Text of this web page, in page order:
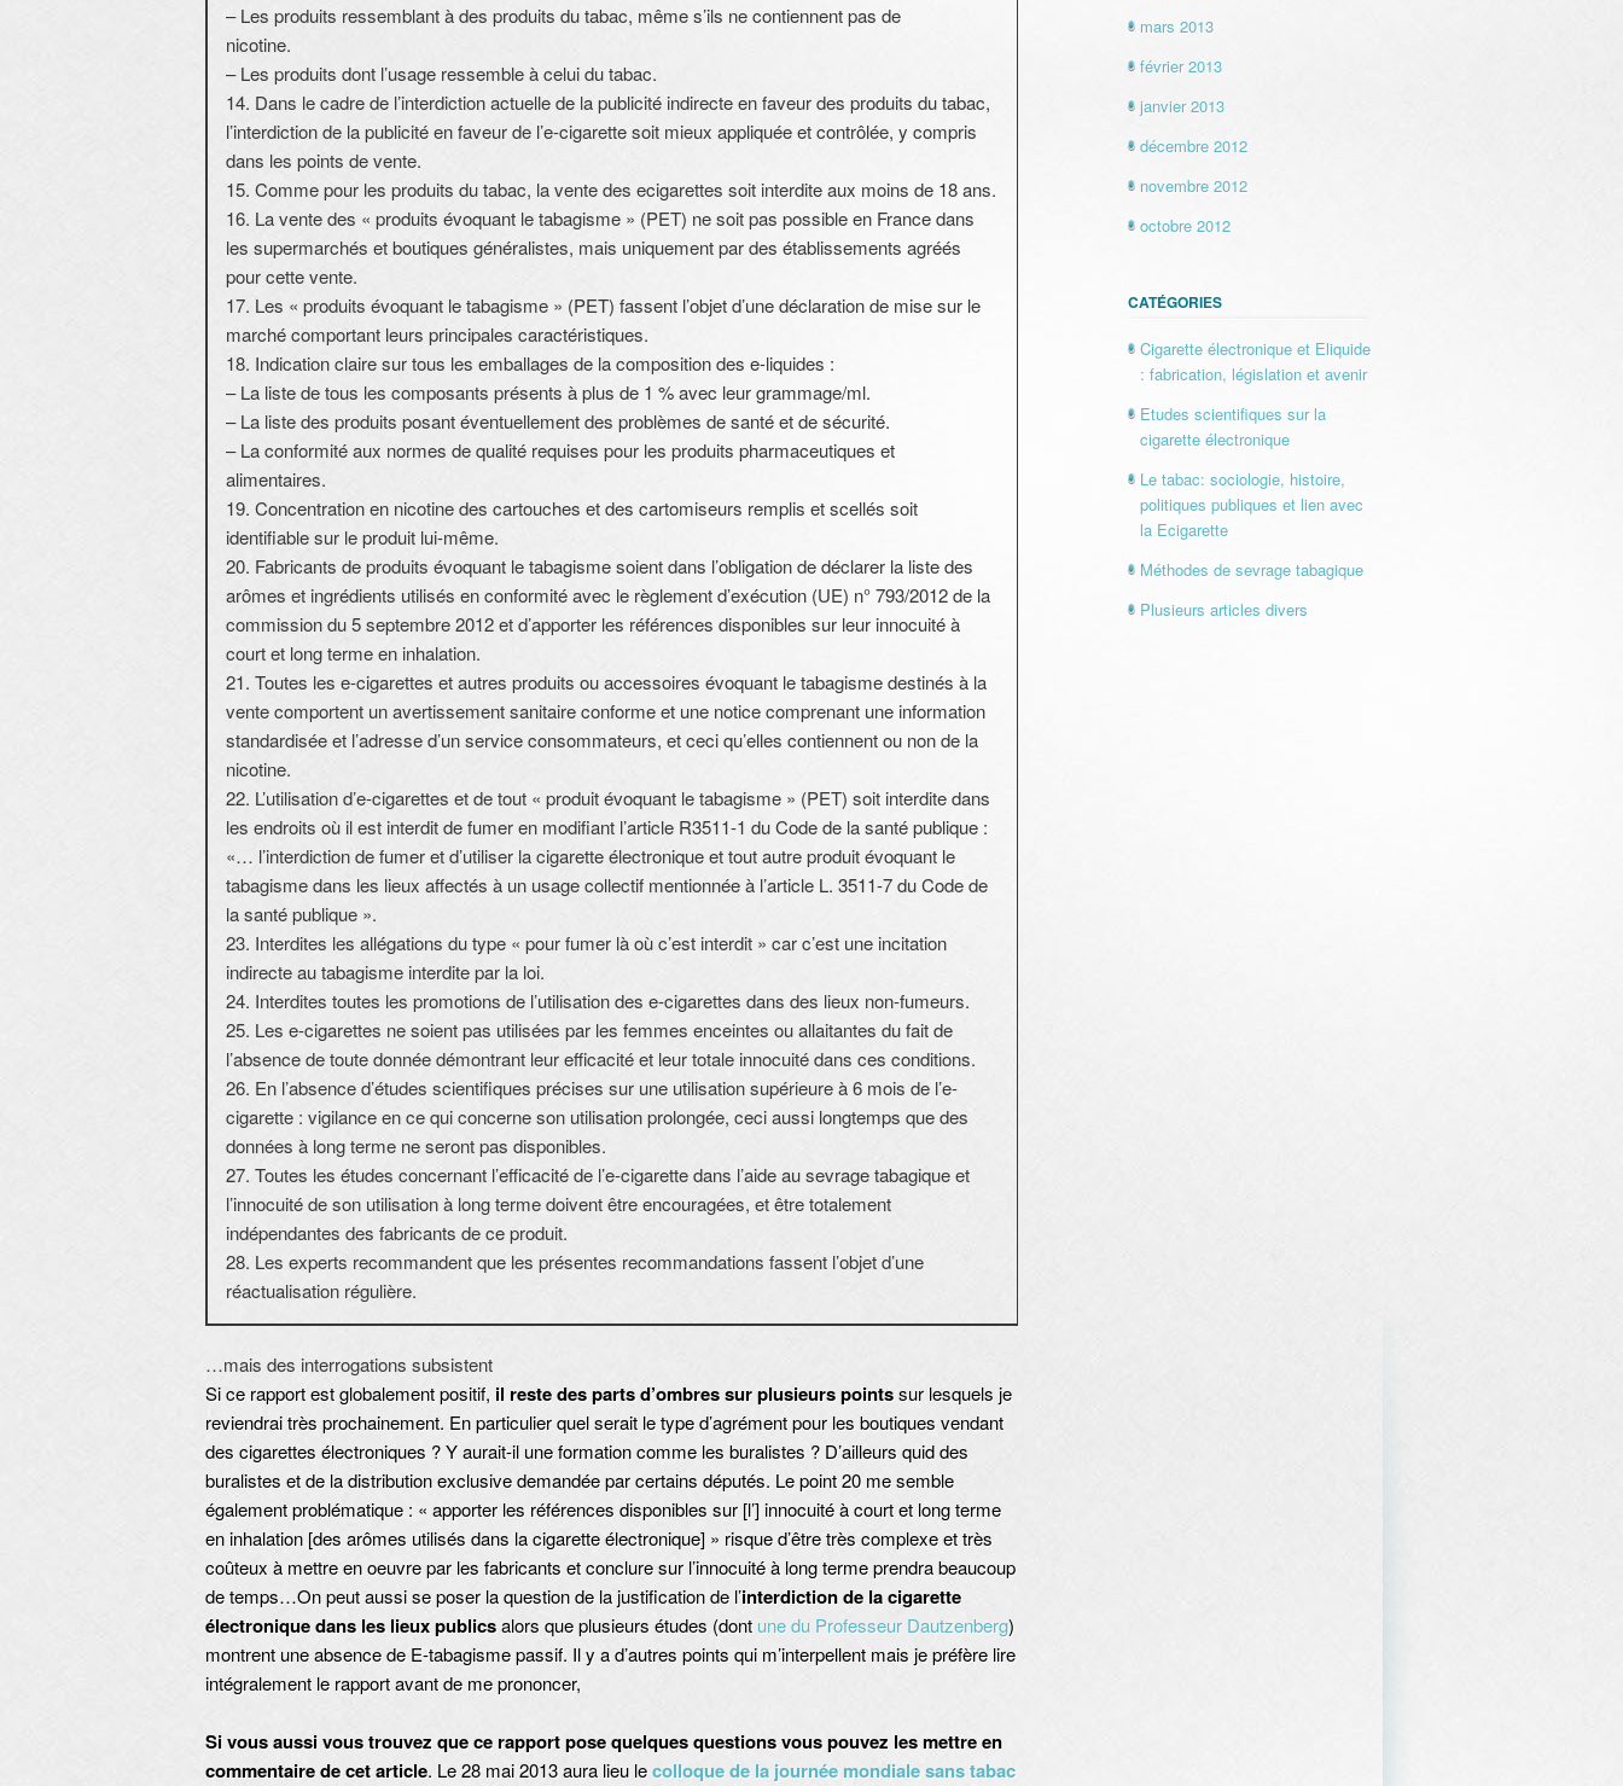
– Les produits ressemblant à des produits du tabac, même s’ils ne contiennent pas de
nicotine.
– Les produits dont l’usage ressemble à celui du tabac.
14. Dans le cadre de l’interdiction actuelle de la publicité indirecte en faveur des produits du tabac,
l’interdiction de la publicité en faveur de l’e-cigarette soit mieux appliquée et contrôlée, y compris
dans les points de vente.
15. Comme pour les produits du tabac, la vente des ecigarettes soit interdite aux moins de 18 ans.
16. La vente des « produits évoquant le tabagisme » (PET) ne soit pas possible en France dans
les supermarchés et boutiques généralistes, mais uniquement par des établissements agréés
pour cette vente.
17. Les « produits évoquant le tabagisme » (PET) fassent l’objet d’une déclaration de mise sur le
marché comportant leurs principales caractéristiques.
18. Indication claire sur tous les emballages de la composition des e-liquides :
– La liste de tous les composants présents à plus de 1 % avec leur grammage/ml.
– La liste des produits posant éventuellement des problèmes de santé et de sécurité.
– La conformité aux normes de qualité requises pour les produits pharmaceutiques et
alimentaires.
19. Concentration en nicotine des cartouches et des cartomiseurs remplis et scellés soit
identifiable sur le produit lui-même.
20. Fabricants de produits évoquant le tabagisme soient dans l’obligation de déclarer la liste des
arômes et ingrédients utilisés en conformité avec le règlement d’exécution (UE) n° 793/2012 de la
commission du 5 septembre 2012 et d’apporter les références disponibles sur leur innocuité à
court et long terme en inhalation.
21. Toutes les e-cigarettes et autres produits ou accessoires évoquant le tabagisme destinés à la
vente comportent un avertissement sanitaire conforme et une notice comprenant une information
standardisée et l’adresse d’un service consommateurs, et ceci qu’elles contiennent ou non de la
nicotine.
22. L’utilisation d’e-cigarettes et de tout « produit évoquant le tabagisme » (PET) soit interdite dans
les endroits où il est interdit de fumer en modifiant l’article R3511-1 du Code de la santé publique :
«… l’interdiction de fumer et d’utiliser la cigarette électronique et tout autre produit évoquant le
tabagisme dans les lieux affectés à un usage collectif mentionnée à l’article L. 3511-7 du Code de
la santé publique ».
23. Interdites les allégations du type « pour fumer là où c’est interdit » car c’est une incitation
indirecte au tabagisme interdite par la loi.
24. Interdites toutes les promotions de l’utilisation des e-cigarettes dans des lieux non-fumeurs.
25. Les e-cigarettes ne soient pas utilisées par les femmes enceintes ou allaitantes du fait de
l’absence de toute donnée démontrant leur efficacité et leur totale innocuité dans ces conditions.
26. En l’absence d’études scientifiques précises sur une utilisation supérieure à 6 mois de l’e-
cigarette : vigilance en ce qui concerne son utilisation prolongée, ceci aussi longtemps que des
données à long terme ne seront pas disponibles.
27. Toutes les études concernant l’efficacité de l’e-cigarette dans l’aide au sevrage tabagique et
l’innocuité de son utilisation à long terme doivent être encouragées, et être totalement
indépendantes des fabricants de ce produit.
28. Les experts recommandent que les présentes recommandations fassent l’objet d’une
réactualisation régulière.
…mais des interrogations subsistent
Si ce rapport est globalement positif, il reste des parts d’ombres sur plusieurs pointssur lesquels je
reviendrai très prochainement. En particulier quel serait le type d’agrément pour les boutiques vendant
des cigarettes électroniques ? Y aurait-il une formation comme les buralistes ? D’ailleurs quid des
buralistes et de la distribution exclusive demandée par certains députés. Le point 20 me semble
également problématique : « apporter les références disponibles sur [l’] innocuité à court et long terme
en inhalation [des arômes utilisés dans la cigarette électronique] » risque d’être très complexe et très
coûteux à mettre en oeuvre par les fabricants et conclure sur l’innocuité à long terme prendra beaucoup
de temps…On peut aussi se poser la question de la justification de l’interdiction de la cigarette
électronique dans les lieux publicsalors que plusieurs études (dont une du Professeur Dautzenberg)
montrent une absence de E-tabagisme passif. Il y a d’autres points qui m’interpellent mais je préfère lire
intégralement le rapport avant de me prononcer,
Si vous aussi vous trouvez que ce rapport pose quelques questions vous pouvez les mettre en
commentaire de cet article. Le 28 mai 2013 aura lieu lecolloque de la journée mondiale sans tabac
mars 2013
février 2013
janvier 2013
décembre 2012
novembre 2012
octobre 2012
CATÉGORIES
Cigarette électronique et Eliquide
: fabrication, législation et avenir
Etudes scientifiques sur la
cigarette électronique
Le tabac: sociologie, histoire,
politiques publiques et lien avec
la Ecigarette
Méthodes de sevrage tabagique
Plusieurs articles divers